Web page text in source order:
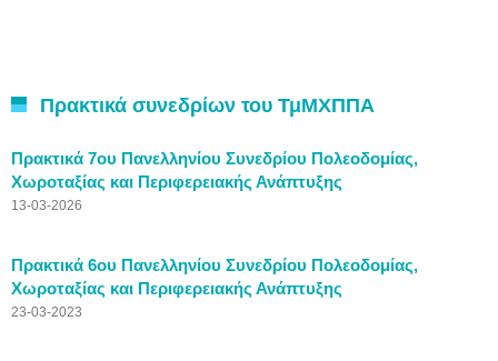
Πρακτικά συνεδρίων του ΤμΜΧΠΠΑ
Πρακτικά 7ου Πανελληνίου Συνεδρίου Πολεοδομίας,
Χωροταξίας και Περιφερειακής Ανάπτυξης
13-03-2026
Πρακτικά 6ου Πανελληνίου Συνεδρίου Πολεοδομίας,
Χωροταξίας και Περιφερειακής Ανάπτυξης
23-03-2023